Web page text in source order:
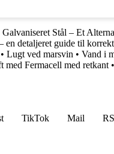
Galvaniseret Stål – Et
en detaljeret guide til
• Lugt ved marsvin • Vand i
med Fermacell med retkant •
TikTok Mail